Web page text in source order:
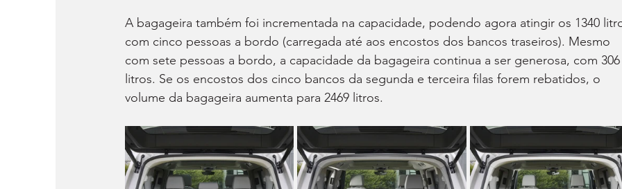
A bagageira também foi incrementada na capacidade, podendo agora atingir os 1340
com cinco pessoas a bordo (carregada até aos encostos dos bancos traseiros). Mesmo
com sete pessoas a bordo, a capacidade da bagageira continua a ser generosa, com 306
litros. Se os encostos dos cinco bancos da segunda e terceira filas forem rebatidos, o
volume da bagageira aumenta para 2469 litros.